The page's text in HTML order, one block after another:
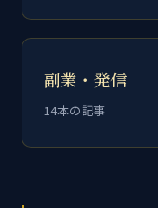
副業・発信
14本の記事